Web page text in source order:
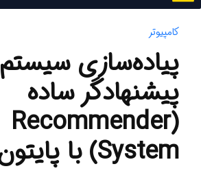
کامپیوتر
پیاده‌سازی سیستم
پیشنهادگر ساده
(Recommender
System) با پایتون